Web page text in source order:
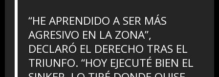
“HE APRENDIDO A SER MÁS
AGRESIVO EN LA ZONA”,
DECLARÓ EL DERECHO TRAS EL
TRIUNFO. “HOY EJECUTÉ BIEN EL